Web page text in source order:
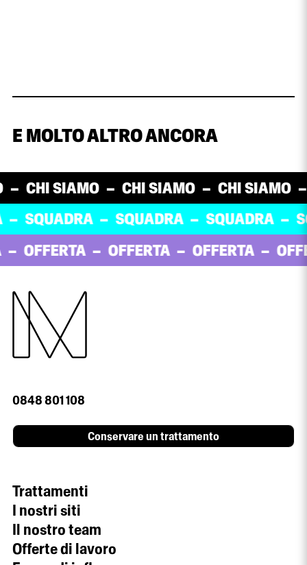
E MOLTO ALTRO ANCORA
SIAMO CHI SIAMO CHI SIAMO CHI
SQUADRA SQUADRA
OFFERTA OFFERTA
0848 801 108
Conservare un trattamento
Trattamenti
I nostri siti
Il nostro team
Offerte di lavoro